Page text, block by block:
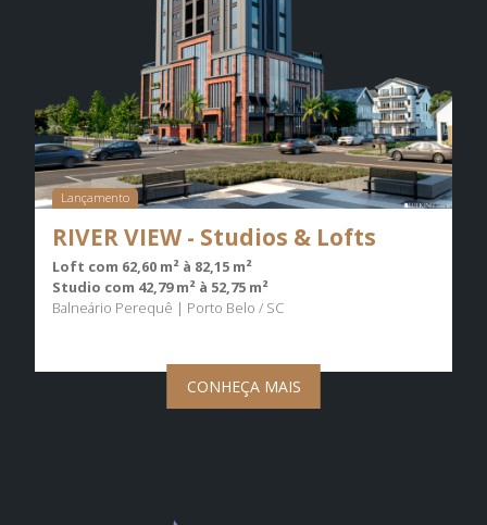
Lançamento
RIVER VIEW - Studios & Lofts
Loft com 62,60 m² à 82,15 m²
Studio com 42,79 m² à 52,75 m²
Balneário Perequê | Porto Belo / SC
CONHEÇA MAIS